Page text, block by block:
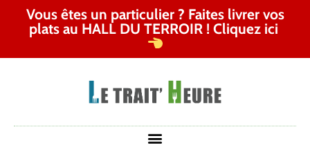
Vous êtes un particulier ? Faites livrer vos
plats au HALL DU TERROIR ! Cliquez ici